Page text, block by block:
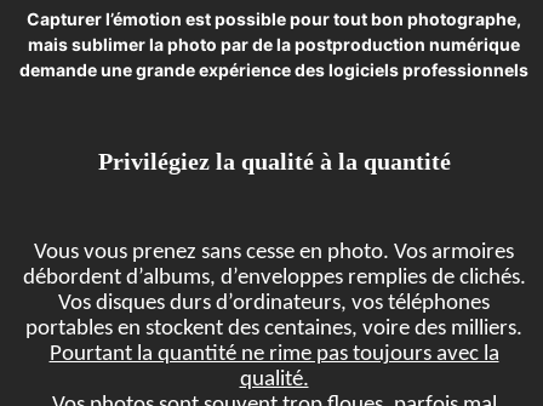
Capturer l’émotion est possible pour tout bon photographe,
mais sublimer la photo par de la postproduction numérique
demande une grande expérience des logiciels professionnels
Privilégiez la qualité à la quantité
Vous vous prenez sans cesse en photo. Vos armoires
débordent d’albums, d’enveloppes remplies de clichés.
Vos disques durs d’ordinateurs, vos téléphones
portables en stockent des centaines, voire des milliers.
Pourtant la quantité ne rime pas toujours avec la
qualité.